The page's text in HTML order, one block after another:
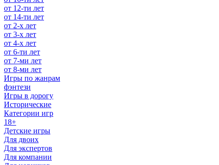
от 12-ти лет
от 14-ти лет
от 2-х лет
от 3-х лет
от 4-х лет
от 6-ти лет
от 7-ми лет
от 8-ми лет
Игры по жанрам
фэнтези
Игры в дорогу
Исторические
Категории игр
18+
Детские игры
Для двоих
Для экспертов
Для компании